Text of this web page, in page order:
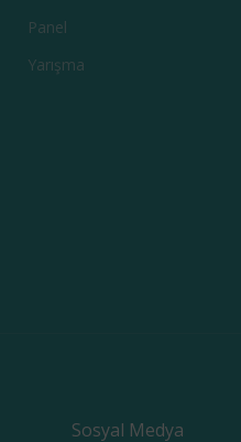
Panel
Yarışma
Sosyal Medya